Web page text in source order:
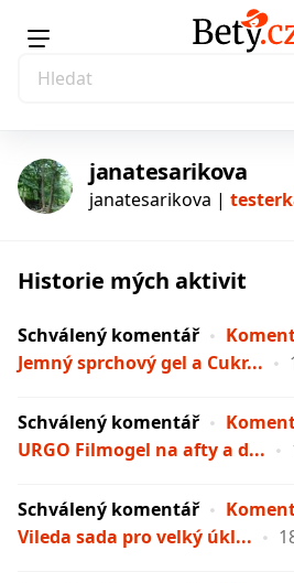
testerka
janatesarikova
janatesarikova |
Historie mých aktivit
Schválený komentář
Jemný sprchový gel a Cukr...
Schválený komentář
URGO Filmogel na afty a d...
Schválený komentář
Vileda sada pro velký úkl...